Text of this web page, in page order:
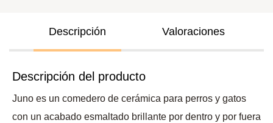
Descripción Valoraciones
Descripción del producto
Juno es un comedero de cerámica para perros y gatos
con un acabado esmaltado brillante por dentro y por fuera